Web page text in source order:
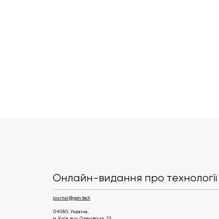
млрд для Google через
Android
Онлайн-видання про
journal@gen.tech
04080, Україна,